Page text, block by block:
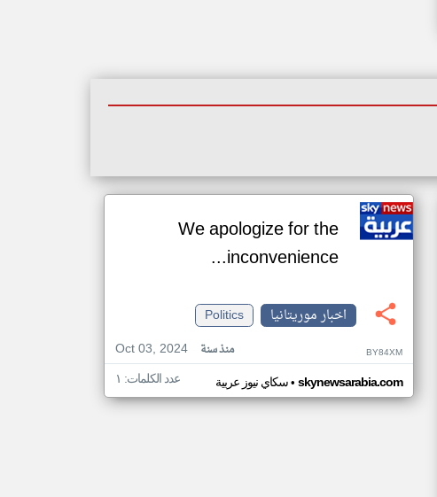
We apologize for the
inconvenience...
اخبار موريتانيا
Politics
Oct 03, 2024
منذ سنة BY84XM
سكاي نيوز عربية• skynewsarabia.com عدد الكلمات: ١